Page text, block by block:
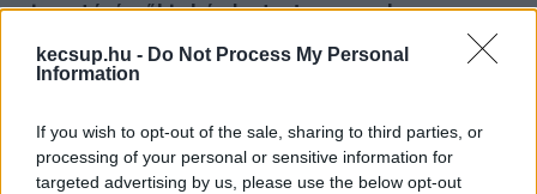
kecsup.hu - Do Not Process My Personal
Information
If you wish to opt-out of the sale, sharing to third parties, or
processing of your personal or sensitive information for
targeted advertising by us, please use the below opt-out
visszatérésről is kérdezte. Lapszemle.
„2016 óta országgyűlési képviselő, ez az időszak
a legbüszkébb ebből az időszakból?” – hangzott
el az újságírói kérdés, amire Hadházy Ákos